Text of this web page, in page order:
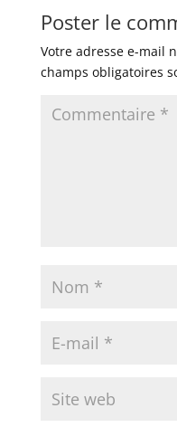
Poster le
Votre adresse e-mail
champs obligatoires